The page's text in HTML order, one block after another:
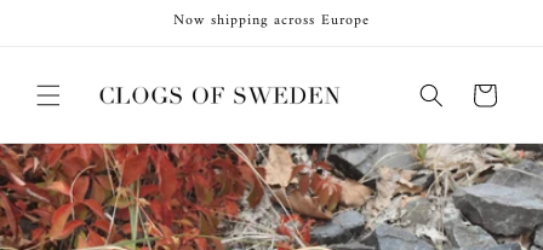
Now shipping across Europe
Warenkorb